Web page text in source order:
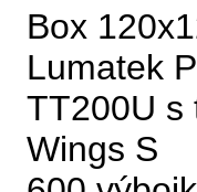
Box
Lumatek
TT200U s
Wings S